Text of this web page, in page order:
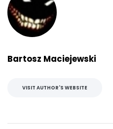
Bartosz Maciejewski
VISIT AUTHOR'S WEBSITE